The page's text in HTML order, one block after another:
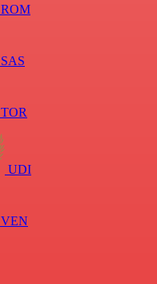
ROM
SAS
TOR
UDI
VEN